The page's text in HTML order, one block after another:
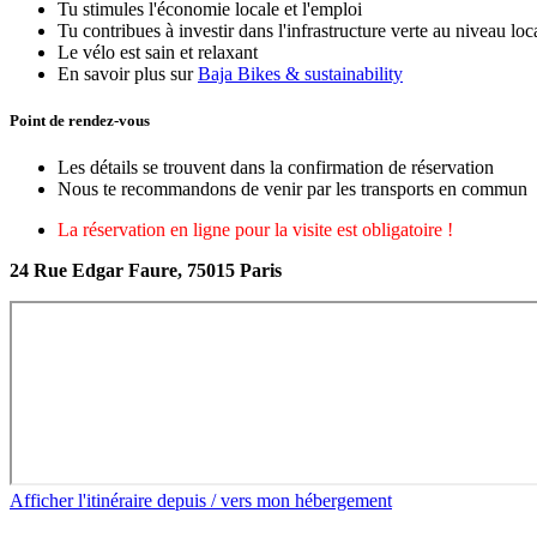
Tu stimules l'économie locale et l'emploi
Tu contribues à investir dans l'infrastructure verte au niveau
Le vélo est sain et relaxant
En savoir plus surBaja Bikes & sustainability
Point de rendez-vous
Les détails se trouvent dans la confirmation de réservation
Nous te recommandons de venir par les transports en commun
La réservation en ligne pour la visite est obligatoire !
24 Rue Edgar Faure, 75015 Paris
Afficher l'itinéraire depuis / vers mon hébergement